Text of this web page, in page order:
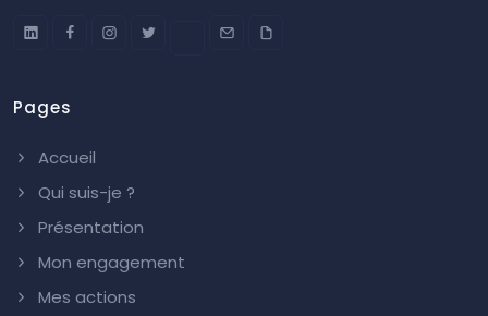
Pages
Accueil
Qui suis-je ?
Présentation
Mon engagement
Mes actions